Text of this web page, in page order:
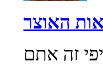
האוצר